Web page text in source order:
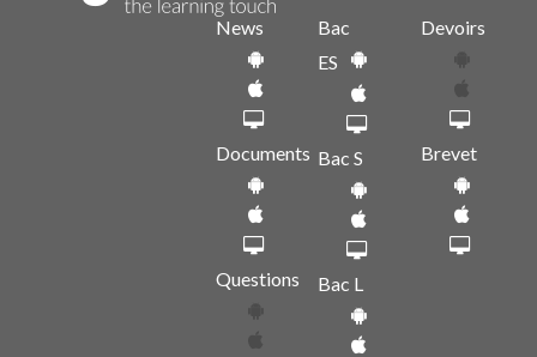
News
Documents
Questions
Bac
ES
Bac S
Bac L
Devoirs
Brevet